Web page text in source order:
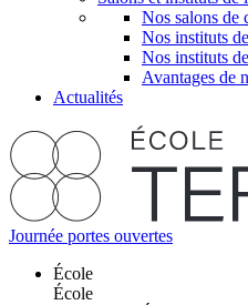
Nos salons de
Nos instituts
Nos instituts
Avantages de
Actualités
Journée portes ouvertes
École
École